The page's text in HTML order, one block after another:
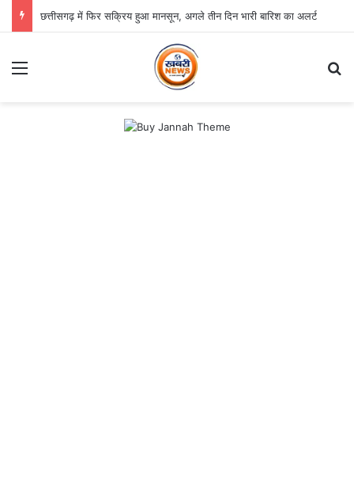
छत्तीसगढ़ में फिर सक्रिय हुआ मानसून, अगले तीन दिन भारी बारिश का अलर्ट
Menu